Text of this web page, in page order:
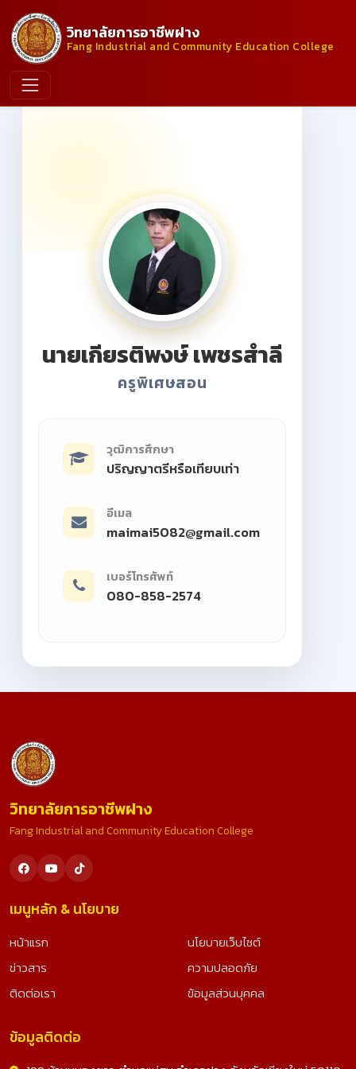
วิทยาลัยการอาชีพฝาง
Fang Industrial and Community Education College
นายเกียรติพงษ์ เพชรสำลี
ครูพิเศษสอน
วุฒิการศึกษา
ปริญญาตรีหรือเทียบเท่า
อีเมล
maimai5082@gmail.com
เบอร์โทรศัพท์
080-858-2574
วิทยาลัยการอาชีพฝาง
Fang Industrial and Community Education College
เมนูหลัก & นโยบาย
หน้าแรก
ข่าวสาร
ติดต่อเรา
นโยบายเว็บไซต์
ความปลอดภัย
ข้อมูลส่วนบุคคล
ข้อมูลติดต่อ